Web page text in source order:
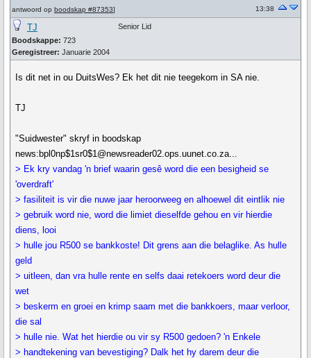
antwoord op boodskap #87353]
13:38
TJ
Boodskappe: 723
Geregistreer: Januarie 2004
Senior Lid
Is dit net in ou DuitsWes? Ek het dit nie teegekom in SA nie.
TJ
"Suidwester" skryf in boodskap
news:bpl0np$1sr0$1@newsreader02.ops.uunet.co.za...
> Ek kry vandag 'n brief waarin gesê word die een besigheid se
'overdraft'
> fasiliteit is vir die nuwe jaar heroorweeg en alhoewel dit eintlik nie
> gebruik word nie, word die limiet dieselfde gehou en vir hierdie
diens, looi
> hulle jou R500 se bankkoste! Dit grens aan die belaglike. As hulle
geld
> uitleen, dan vra hulle rente en selfs daai retekoers word deur die
wet
> beskerm en groei en krimp saam met die bankkoers, maar verloor,
die sal
> hulle nie. Wat het hierdie ou vir sy R500 gedoen? 'n Enkele
> handtekening van bevestiging? Dalk het hy darem deur die